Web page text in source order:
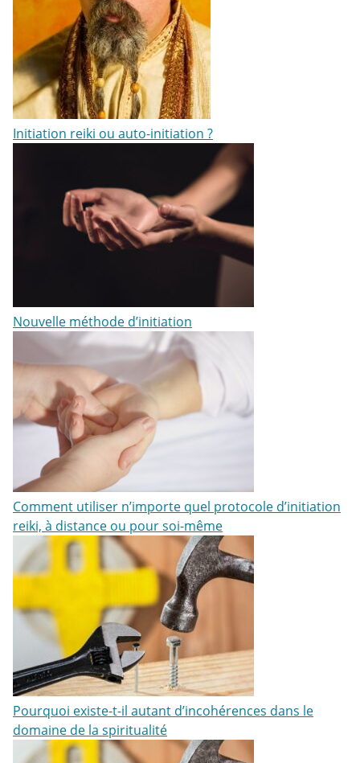
Initiation reiki ou auto-initiation ?
Nouvelle méthode d’initiation
Comment utiliser n’importe quel protocole d’initiation
reiki, à distance ou pour soi-même
Pourquoi existe-t-il autant d’incohérences dans le
domaine de la spiritualité